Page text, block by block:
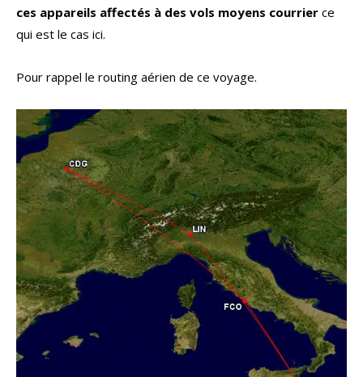
ces appareils affectés à des vols moyens courrier ce
qui est le cas ici.
Pour rappel le routing aérien de ce voyage.